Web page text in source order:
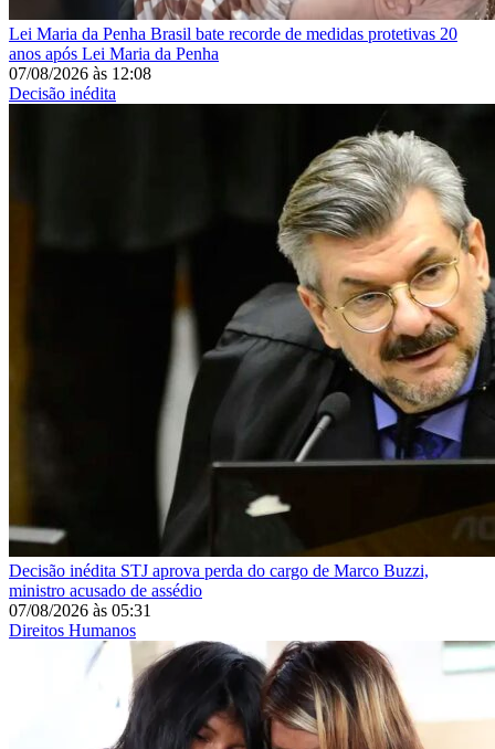
Lei Maria da Penha Brasil bate recorde de medidas protetivas 20
anos após Lei Maria da Penha
07/08/2026 às 12:08
Decisão inédita
Decisão inédita STJ aprova perda do cargo de Marco Buzzi,
ministro acusado de assédio
07/08/2026 às 05:31
Direitos Humanos